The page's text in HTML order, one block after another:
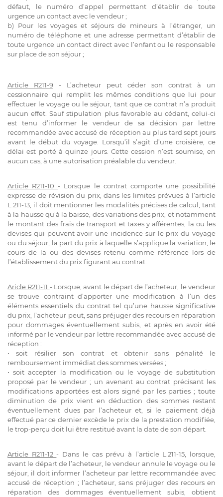
défaut, le numéro d’appel permettant d’établir de toute
urgence un contact avec le vendeur ;
b) Pour les voyages et séjours de mineurs à l’étranger, un
numéro de téléphone et une adresse permettant d’établir de
toute urgence un contact direct avec l’enfant ou le responsable
sur place de son séjour ;
Article R211-9 - L’acheteur peut céder son contrat à un
cessionnaire qui remplit les mêmes conditions que lui pour
effectuer le voyage ou le séjour, tant que ce contrat n’a produit
aucun effet. Sauf stipulation plus favorable au cédant, celui-ci
est tenu d’informer le vendeur de sa décision par lettre
recommandée avec accusé de réception au plus tard sept jours
avant le début du voyage. Lorsqu’il s’agit d’une croisière, ce
délai est porté à quinze jours. Cette cession n’est soumise, en
aucun cas, à une autorisation préalable du vendeur.
Article R211-10- Lorsque le contrat comporte une possibilité
expresse de révision du prix, dans les limites prévues à l’article
L.211-13, il doit mentionner les modalités précises de calcul, tant
à la hausse qu’à la baisse, des variations des prix, et notamment
le montant des frais de transport et taxes y afférentes, la ou les
devises qui peuvent avoir une incidence sur le prix du voyage
ou du séjour, la part du prix à laquelle s’applique la variation, le
cours de la ou des devises retenu comme référence lors de
l’établissement du prix figurant au contrat.
Aricle R211-11 - Lorsque, avant le départ de l’acheteur, le vendeur
se trouve contraint d’apporter une modification à l’un des
éléments essentiels du contrat tel qu’une hausse significative
du prix, l’acheteur peut, sans préjuger des recours en réparation
pour dommages éventuellement subis, et après en avoir été
informé par le vendeur par lettre recommandée avec accusé de
réception :
• soit résilier son contrat et obtenir sans pénalité le
remboursement immédiat des sommes versées ;
• soit accepter la modification ou le voyage de substitution
proposé par le vendeur ; un avenant au contrat précisant les
modifications apportées est alors signé par les parties ; toute
diminution de prix vient en déduction des sommes restant
éventuellement dues par l’acheteur et, si le paiement déjà
effectué par ce dernier excède le prix de la prestation modifiée,
le trop-perçu doit lui être restitué avant la date de son départ.
Article R211-12- Dans le cas prévu à l’article L.211-15, lorsque,
avant le départ de l’acheteur, le vendeur annule le voyage ou le
séjour, il doit informer l’acheteur par lettre recommandée avec
accusé de réception ; l’acheteur, sans préjuger des recours en
réparation des dommages éventuellement subis, obtient